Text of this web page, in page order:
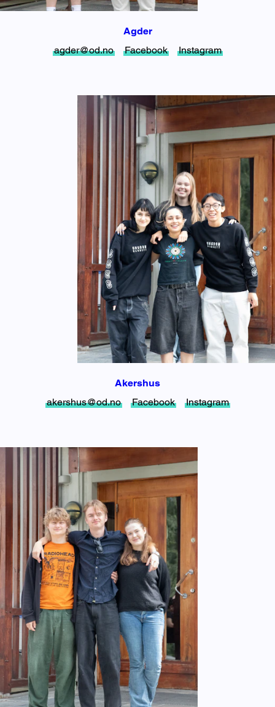
Agder
agder@od.no
Facebook Instagram
Akershus
akershus@od.no
Facebook Instagram